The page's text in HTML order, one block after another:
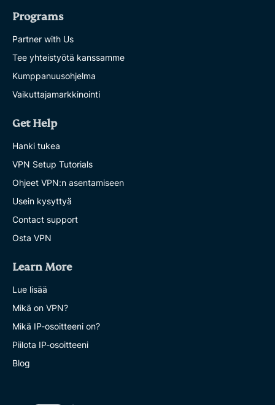
Programs
Partner with Us
Tee yhteistyötä kanssamme
Kumppanuusohjelma
Vaikuttajamarkkinointi
Get Help
Hanki tukea
VPN Setup Tutorials
Ohjeet VPN:n asentamiseen
Usein kysyttyä
Contact support
Osta VPN
Learn More
Lue lisää
Mikä on VPN?
Mikä IP-osoitteeni on?
Piilota IP-osoitteeni
Blog